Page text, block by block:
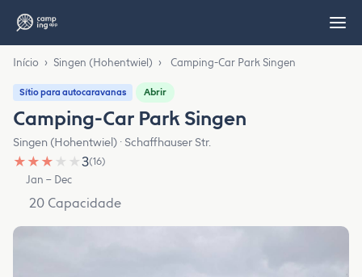
Início › Singen (Hohentwiel) › Camping-Car Park Singen
Sítio para autocaravanas Abrir
Camping-Car Park Singen
Singen (Hohentwiel) · Schaffhauser Str.
★ ★ ★ ★ ★3(16)
Jan – Dec
20 Capacidade